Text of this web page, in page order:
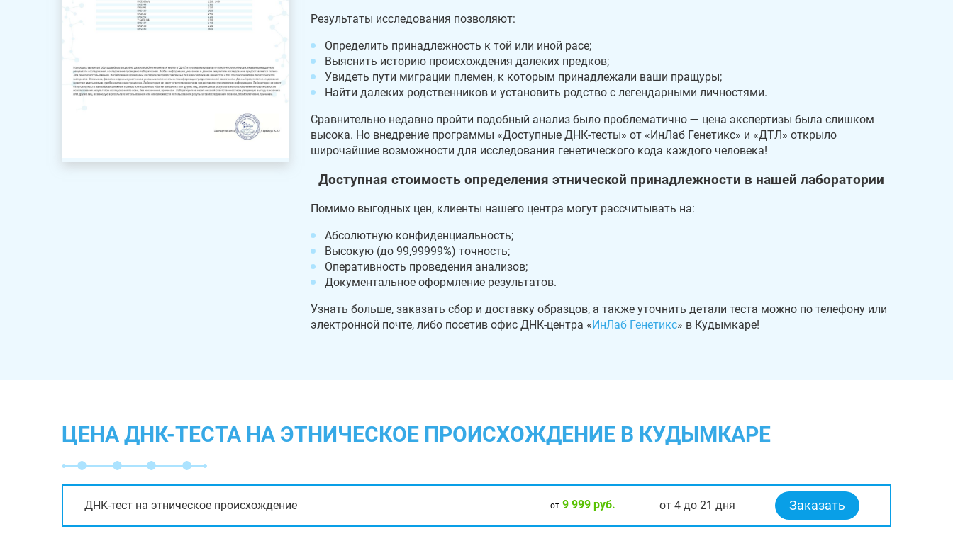
Результаты исследования позволяют:
Определить принадлежность к той или иной расе;
Выяснить историю происхождения далеких предков;
Увидеть пути миграции племен, к которым принадлежали ваши пращуры;
Найти далеких родственников и установить родство с легендарными личностями.
Сравнительно недавно пройти подобный анализ было проблематично — цена экспертизы была слишком
высока. Но внедрение программы «Доступные ДНК-тесты» от «ИнЛаб Генетикс» и «ДТЛ» открыло
широчайшие возможности для исследования генетического кода каждого человека!
Доступная стоимость определения этнической принадлежности в нашей лаборатории
Помимо выгодных цен, клиенты нашего центра могут рассчитывать на:
Абсолютную конфиденциальность;
Высокую (до 99,99999%) точность;
Оперативность проведения анализов;
Документальное оформление результатов.
Узнать больше, заказать сбор и доставку образцов, а также уточнить детали теста можно по телефону или
электронной почте, либо посетив офис ДНК-центра «ИнЛаб Генетикс» в Кудымкаре!
ЦЕНА ДНК-ТЕСТА НА ЭТНИЧЕСКОЕ ПРОИСХОЖДЕНИЕ В КУДЫМКАРЕ
ДНК-тест на этническое происхождение от9 999 руб. от 4 до 21 дня Заказать